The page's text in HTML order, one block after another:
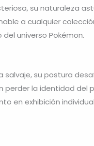
su naturaleza
a cualquier
universo Pokémon.
salvaje, su postura
perder la identidad del
en exhibición